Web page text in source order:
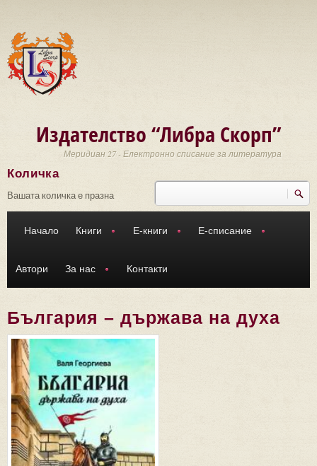
Издателство “Либра Скорп”
Меридиан 27 - Електронно списание за литература
Търси
Количка
Вашата количка е празна
Начало Книги Е-книги Е-списание
Автори За нас Контакти
България – държава на духа